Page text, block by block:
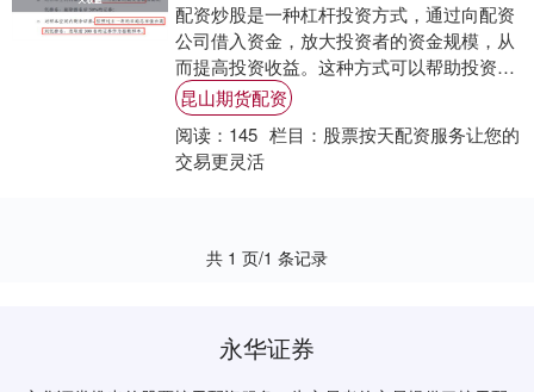
配资炒股是一种杠杆投资方式，通过向配资
公司借入资金，放大投资者的资金规模，从
而提高投资收益。这种方式可以帮助投资者
在短时间内获得更高的收益昆山期货配资，
但同时也....
昆山期货配资
阅读： 145 栏目： 股票按天配资服务让您的
交易更灵活
共 1 页/1 条记录
永华证券